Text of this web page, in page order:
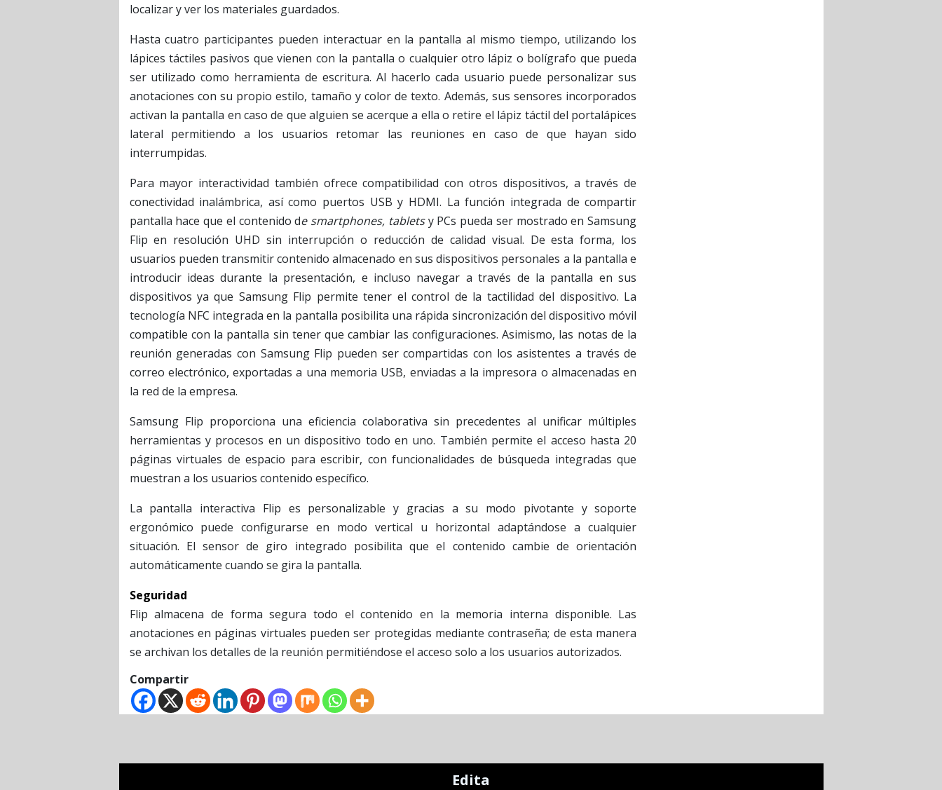
localizar y ver los materiales guardados.
Hasta cuatro participantes pueden interactuar en la pantalla al mismo tiempo, utilizando los
lápices táctiles pasivos que vienen con la pantalla o cualquier otro lápiz o bolígrafo que pueda
ser utilizado como herramienta de escritura. Al hacerlo cada usuario puede personalizar sus
anotaciones con su propio estilo, tamaño y color de texto. Además, sus sensores incorporados
activan la pantalla en caso de que alguien se acerque a ella o retire el lápiz táctil del portalápices
lateral permitiendo a los usuarios retomar las reuniones en caso de que hayan sido
interrumpidas.
Para mayor interactividad también ofrece compatibilidad con otros dispositivos, a través de
conectividad inalámbrica, así como puertos USB y HDMI. La función integrada de compartir
pantalla hace que el contenido de smartphones, tabletsy PCs pueda ser mostrado en Samsung
Flip en resolución UHD sin interrupción o reducción de calidad visual. De esta forma, los
usuarios pueden transmitir contenido almacenado en sus dispositivos personales a la pantalla e
introducir ideas durante la presentación, e incluso navegar a través de la pantalla en sus
dispositivos ya que Samsung Flip permite tener el control de la tactilidad del dispositivo. La
tecnología NFC integrada en la pantalla posibilita una rápida sincronización del dispositivo móvil
compatible con la pantalla sin tener que cambiar las configuraciones. Asimismo, las notas de la
reunión generadas con Samsung Flip pueden ser compartidas con los asistentes a través de
correo electrónico, exportadas a una memoria USB, enviadas a la impresora o almacenadas en
la red de la empresa.
Samsung Flip proporciona una eficiencia colaborativa sin precedentes al unificar múltiples
herramientas y procesos en un dispositivo todo en uno. También permite el acceso hasta 20
páginas virtuales de espacio para escribir, con funcionalidades de búsqueda integradas que
muestran a los usuarios contenido específico.
La pantalla interactiva Flip es personalizable y gracias a su modo pivotante y soporte
ergonómico puede configurarse en modo vertical u horizontal adaptándose a cualquier
situación. El sensor de giro integrado posibilita que el contenido cambie de orientación
automáticamente cuando se gira la pantalla.
Seguridad
Flip almacena de forma segura todo el contenido en la memoria interna disponible. Las
anotaciones en páginas virtuales pueden ser protegidas mediante contraseña; de esta manera
se archivan los detalles de la reunión permitiéndose el acceso solo a los usuarios autorizados.
Compartir
Edita